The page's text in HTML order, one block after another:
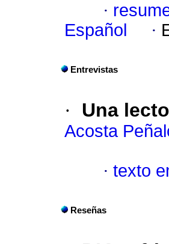
·
Español
·
Entrevistas
· Una
Acosta
· texto
Reseñas